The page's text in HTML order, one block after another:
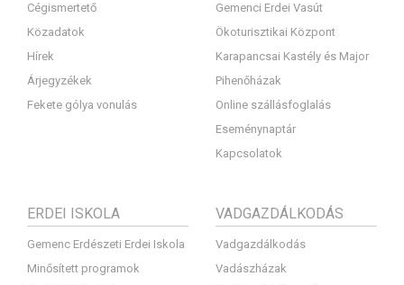
Cégismertető
Közadatok
Hírek
Árjegyzékek
Fekete gólya vonulás
Gemenci Erdei Vasút
Ökoturisztikai Központ
Karapancsai Kastély és Major
Pihenőházak
Online szállásfoglalás
Eseménynaptár
Kapcsolatok
ERDEI ISKOLA
Gemenc Erdészeti Erdei Iskola
Minősített programok
VADGAZDÁLKODÁS
Vadgazdálkodás
Vadászházak